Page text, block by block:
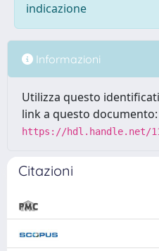
indicazione
Informazioni
Utilizza questo
link a questo documento:
https://hdl.handle.net/
Citazioni